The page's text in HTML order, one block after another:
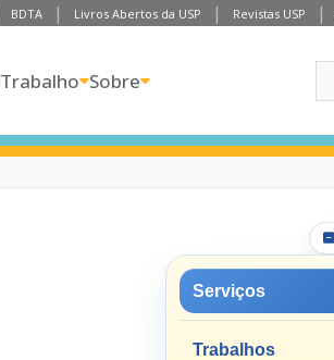
BDTA Livros Abertos da USP Revistas USP
Sobre
Serviços
Trabalhos